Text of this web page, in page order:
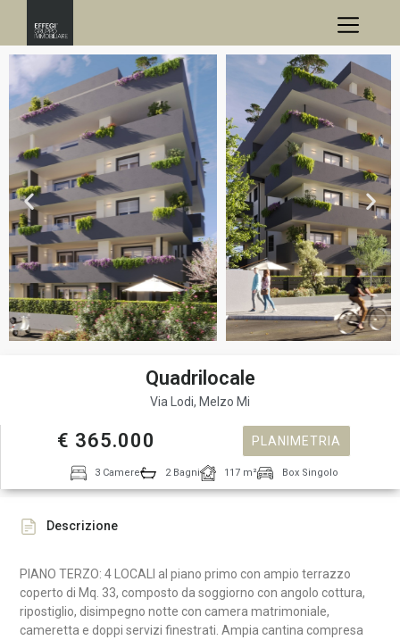
Quadrilocale
Via Lodi, Melzo Mi
€ 365.000 PLANIMETRIA
3 Camere 2 Bagni 117 m² Box Singolo
Descrizione
PIANO TERZO: 4 LOCALI al piano primo con ampio terrazzo
coperto di Mq. 33, composto da soggiorno con angolo cottura,
ripostiglio, disimpegno notte con camera matrimoniale,
cameretta e doppi servizi finestrati. Ampia cantina compresa